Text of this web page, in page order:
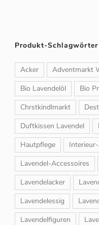
Produkt-Schlagwörter
Acker Adventmarkt
Bio Lavendelöl
Bio
Chrstkindlmarkt
Duftkissen Lavendel
Hautpflege
Lavendel-Accessoires
Lavendelacker
Lavendelessig
Lavendelfiguren